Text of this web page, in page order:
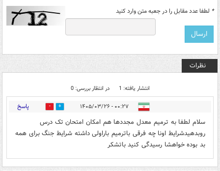
* لطفا عدد مقابل را در جعبه متن وارد کنید
نظرات
انتشار یافته: 1 در انتظار بررسی: 0
۰۰:۲۷ - ۱۴۰۵/۰۳/۲۶ 0 پاسخ
سلام لطفا به ترمیم معدل مجددها هم امکان امتحان تک درس
روبدهیدشرایط اونا چه فرقی باترمیم باراولی داشته شرایط جنگ برای همه
بد بوده خواهشا رسیدگی کنید باتشکر